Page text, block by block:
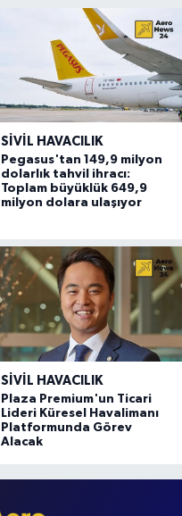
SIVIL HAVACILIK
Pegasus'tan 149,9 milyon
dolarlık tahvil ihracı:
Toplam büyüklük 649,9
milyon dolara ulaşıyor
SIVIL HAVACILIK
Plaza Premium'un Ticari
Lideri Küresel Havalimanı
Platformunda Görev
Alacak